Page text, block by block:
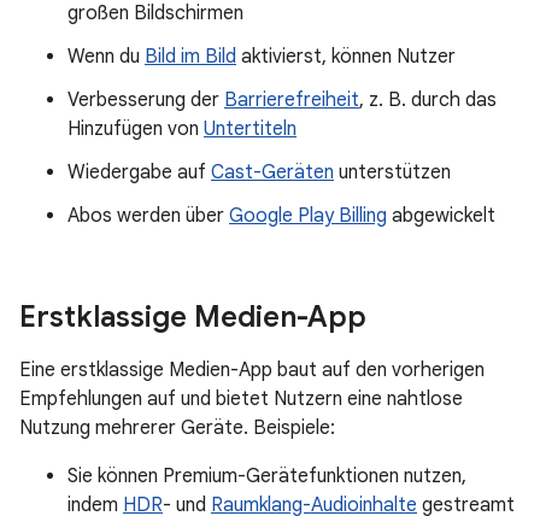
großen Bildschirmen
Wenn du Bild im Bild aktivierst, können Nutzer
Verbesserung der Barrierefreiheit, z. B. durch das
Hinzufügen von Untertiteln
Wiedergabe auf Cast-Geräten unterstützen
Abos werden über Google Play Billing abgewickelt
Erstklassige Medien-App
Eine erstklassige Medien-App baut auf den vorherigen
Empfehlungen auf und bietet Nutzern eine nahtlose
Nutzung mehrerer Geräte. Beispiele:
Sie können Premium-Gerätefunktionen nutzen,
indem HDR- und Raumklang-Audioinhalte gestreamt